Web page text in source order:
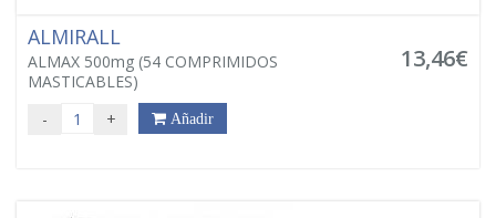
ALMIRALL
ALMAX 500mg (54 COMPRIMIDOS
MASTICABLES)
13,46€
- + Añadir